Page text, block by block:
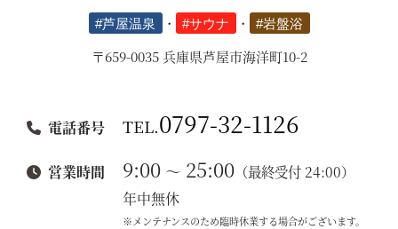
#芦屋温泉 ・ #サウナ ・ #岩盤浴
〒659-0035 兵庫県芦屋市海洋町10-2
電話番号 TEL.0797-32-1126
営業時間 9:00 ～ 25:00 （最終受付 24:00）
年中無休
※メンテナンスのため臨時休業する場合がございます。